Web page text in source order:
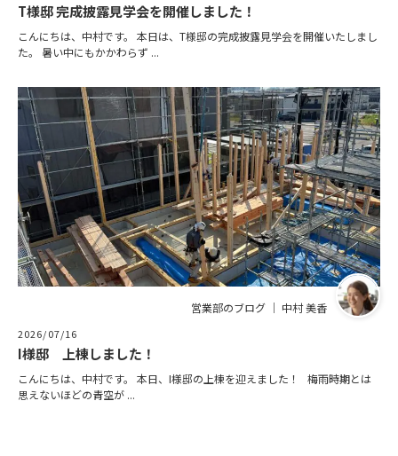
T様邸 完成披露見学会を開催しました！
こんにちは、中村です。 本日は、T様邸の完成披露見学会を開催いたしまし
た。 暑い中にもかかわらず ...
営業部のブログ ｜ 中村 美香
2026/07/16
I様邸 上棟しました！
こんにちは、中村です。 本日、I様邸の上棟を迎えました！ 梅雨時期とは
思えないほどの青空が ...